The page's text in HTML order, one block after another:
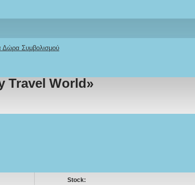
Δώρα Συμβολισμού
& Όνομα
Travel World»
Stock: